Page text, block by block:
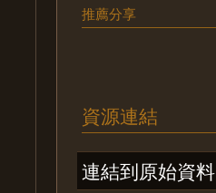
推薦分享
資源連結
連結到原始資料